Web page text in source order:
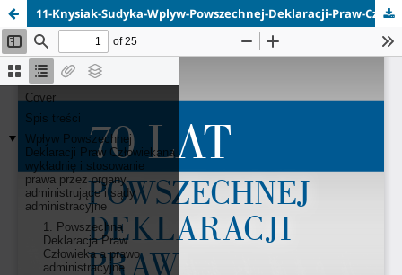
11-Knysiak-Sudyka-Wplyw-Powszechnej-Deklaracji-Praw-Czlowieka.pdf